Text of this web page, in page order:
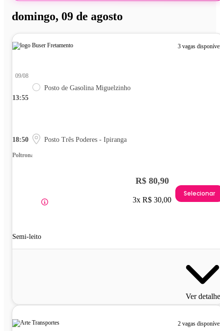
domingo, 09 de agosto
3 vagas
13:55
09/08
Posto de Gasolina Miguelzinho
18:50 Posto Três Poderes - Ipiranga
Poltrona
Semi-leito
R$ 80,90
3x R$ 30,00
Selecionar
Ver
2 vagas